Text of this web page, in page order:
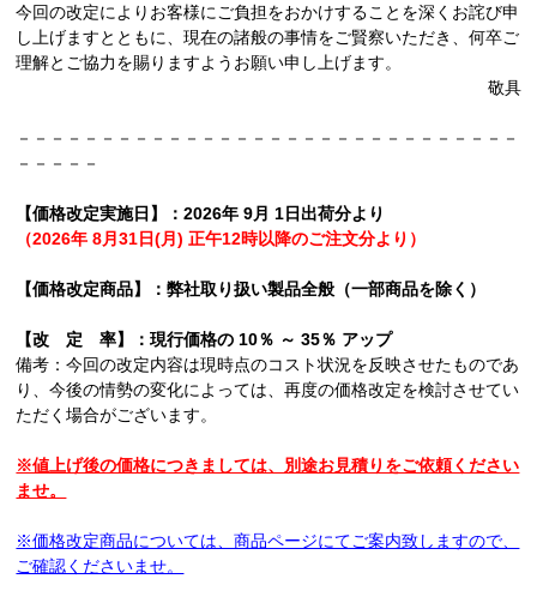
今回の改定によりお客様にご負担をおかけすることを深くお詫び申
し上げますとともに、現在の諸般の事情をご賢察いただき、何卒ご
理解とご協力を賜りますようお願い申し上げます。
敬具
－－－－－－－－－－－－－－－－－－－－－－－－－－－－－－
－－－－－
【価格改定実施日】：2026年 9月 1日出荷分より
（2026年 8月31日(月) 正午12時以降のご注文分より）
【価格改定商品】：弊社取り扱い製品全般（一部商品を除く）
【改 定 率】：現行価格の 10％ ～ 35％ アップ
備考：今回の改定内容は現時点のコスト状況を反映させたものであ
り、今後の情勢の変化によっては、再度の価格改定を検討させてい
ただく場合がございます。
※値上げ後の価格につきましては、別途お見積りをご依頼ください
ませ。
※価格改定商品については、商品ページにてご案内致しますので、
ご確認くださいませ。